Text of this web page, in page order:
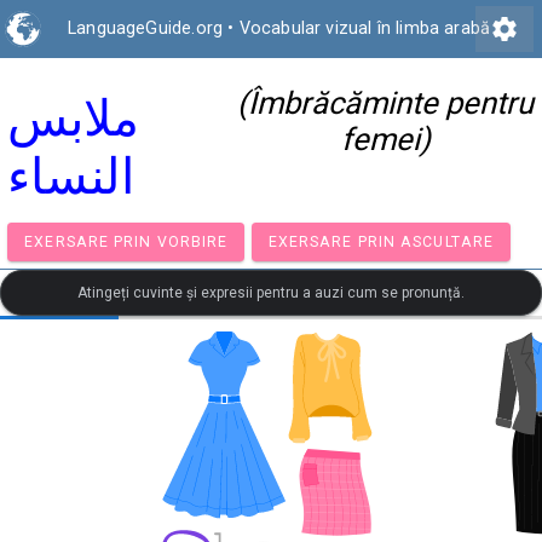
LanguageGuide.org • Vocabular vizual în limba arabăsettings
ملابس
النساء
(Îmbrăcăminte pentru
femei)
EXERSARE PRIN VORBIRE EXERSARE PRIN
Atingeți cuvinte și expresii pentru a auzi cum se pronunță.